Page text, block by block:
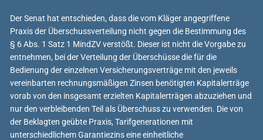
Der Senat hat entschieden, dass die vom Kläger angegriffene
Praxis der Überschussverteilung nicht gegen die Bestimmung des
§ 6 Abs. 1 Satz 1 MindZV verstößt. Dieser ist nicht die Vorgabe zu
entnehmen, bei der Verteilung der Überschüsse die für die
Bedienung der einzelnen Versicherungsverträge mit den jeweils
vereinbarten rechnungsmäßigen Zinsen benötigten Kapitalerträge
vorab von den insgesamt erzielten Kapitalerträgen abzuziehen und
nur den verbleibenden Teil als Überschuss zu verwenden. Die von
der Beklagten geübte Praxis, Tarifgenerationen mit
unterschiedlichem Garantiezins eine einheitliche